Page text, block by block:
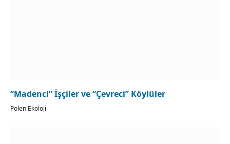
“Madenci” İşçiler ve “Çevreci” Köylüler
Polen Ekoloji